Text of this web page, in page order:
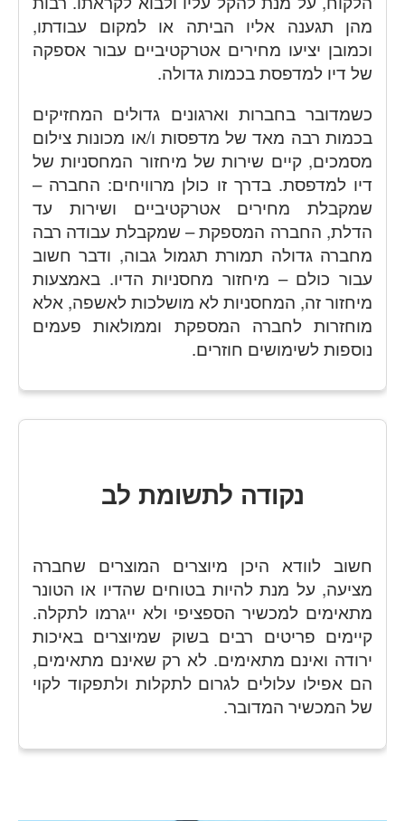
מהן תגענה אליו הביתה או למקום עבודתו,
וכמובן יציעו מחירים אטרקטיביים עבור אספקה
של דיו למדפסת בכמות גדולה.
כשמדובר בחברות וארגונים גדולים המחזיקים
בכמות רבה מאד של מדפסות ו/או מכונות צילום
מסמכים, קיים שירות של מיחזור המחסניות של
דיו למדפסת. בדרך זו כולן מרוויחים: החברה –
שמקבלת מחירים אטרקטיביים ושירות עד
הדלת, החברה המספקת – שמקבלת עבודה רבה
מחברה גדולה תמורת תגמול גבוה, ודבר חשוב
עבור כולם – מיחזור מחסניות הדיו. באמצעות
מיחזור זה, המחסניות לא מושלכות לאשפה, אלא
מוחזרות לחברה המספקת וממולאות פעמים
נוספות לשימושים חוזרים.
נקודה לתשומת לב
חשוב לוודא היכן מיוצרים המוצרים שחברה
מציעה, על מנת להיות בטוחים שהדיו או הטונר
מתאימים למכשיר הספציפי ולא ייגרמו לתקלה.
קיימים פריטים רבים בשוק שמיוצרים באיכות
ירודה ואינם מתאימים. לא רק שאינם מתאימים,
הם אפילו עלולים לגרום לתקלות ולתפקוד לקוי
של המכשיר המדובר.